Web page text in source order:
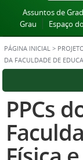
Assuntos de
Grau
Espaço
PÁGINA INICIAL >
DA FACULDADE DE
PPCs